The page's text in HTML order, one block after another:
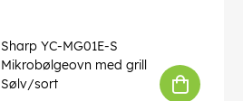
Sharp YC-MG01E-S
Mikrobølgeovn med grill
Sølv/sort